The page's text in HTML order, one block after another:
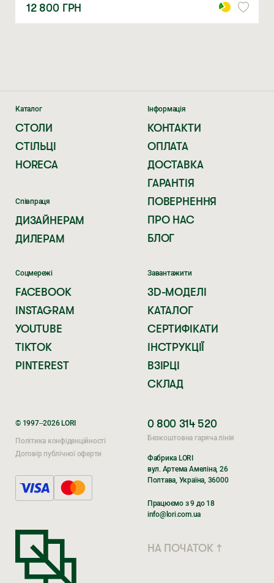
12 800 ГРН
© 1997–2026 LORI
Політика конфіденційності
Договір публічної оферти
Каталог
СТОЛИ
СТІЛЬЦІ
HORECA
Співпраця
ДИЗАЙНЕРАМ
ДИЛЕРАМ
Інформація
КОНТАКТИ
ОПЛАТА
ДОСТАВКА
ГАРАНТІЯ
ПОВЕРНЕННЯ
ПРО НАС
БЛОГ
Соцмережі
FACEBOOK
INSTAGRAM
YOUTUBE
TIKTOK
PINTEREST
Завантажити
3D-МОДЕЛІ
КАТАЛОГ
СЕРТИФІКАТИ
ІНСТРУКЦІЇ
ВЗІРЦІ
СКЛАД
0 800 314 520
Безкоштовна гаряча лінія
Фабрика LORI
вул. Артема Амеліна, 26
Полтава, Україна, 36000
Працюємо з 9 до 18
info@lori.com.ua
НА ПОЧАТОК ↑
Поки ви очікуєте,
TIKTOK
INSTAGRAM
FACEBOOK
Поки ви очікуєте,
TIK TOK
INSTAGRAM
FACEBOOK